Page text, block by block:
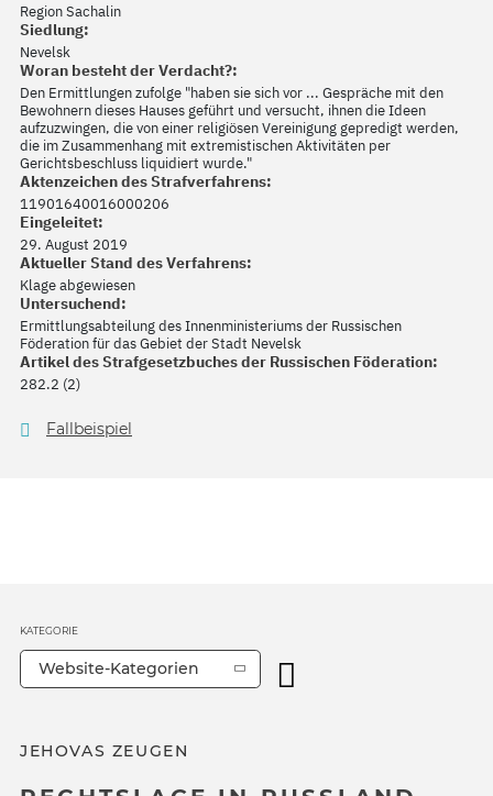
Region Sachalin
Siedlung:
Nevelsk
Woran besteht der Verdacht?:
Den Ermittlungen zufolge "haben sie sich vor ... Gespräche mit den
Bewohnern dieses Hauses geführt und versucht, ihnen die Ideen
aufzuzwingen, die von einer religiösen Vereinigung gepredigt werden,
die im Zusammenhang mit extremistischen Aktivitäten per
Gerichtsbeschluss liquidiert wurde."
Aktenzeichen des Strafverfahrens:
11901640016000206
Eingeleitet:
29. August 2019
Aktueller Stand des Verfahrens:
Klage abgewiesen
Untersuchend:
Ermittlungsabteilung des Innenministeriums der Russischen
Föderation für das Gebiet der Stadt Nevelsk
Artikel des Strafgesetzbuches der Russischen Föderation:
282.2 (2)
Fallbeispiel
JEHOVAS ZEUGEN
KATEGORIE
Website-Kategorien